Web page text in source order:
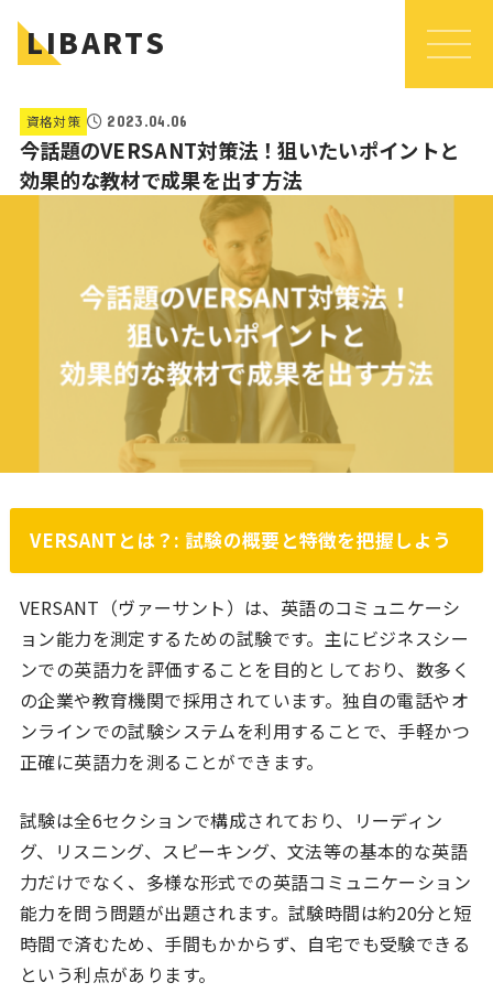
LIBARTS
資格対策 2023.04.06
今話題のVERSANT対策法！狙いたいポイントと
効果的な教材で成果を出す方法
VERSANTとは？: 試験の概要と特徴を把握しよう
VERSANT（ヴァーサント）は、英語のコミュニケーシ
ョン能力を測定するための試験です。主にビジネスシー
ンでの英語力を評価することを目的としており、数多く
の企業や教育機関で採用されています。独自の電話やオ
ンラインでの試験システムを利用することで、手軽かつ
正確に英語力を測ることができます。
試験は全6セクションで構成されており、リーディン
グ、リスニング、スピーキング、文法等の基本的な英語
力だけでなく、多様な形式での英語コミュニケーション
能力を問う問題が出題されます。試験時間は約20分と短
時間で済むため、手間もかからず、自宅でも受験できる
という利点があります。